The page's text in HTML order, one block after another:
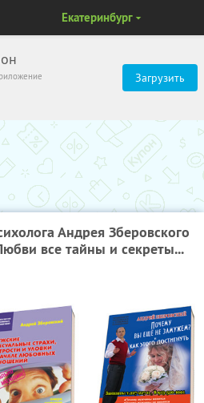
Загрузить
Екатеринбург
Андрея Зберовского
все тайны и секреты...